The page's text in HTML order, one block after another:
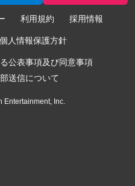
利用規約 採用情報
個人情報保護方針
公表事項及び同意事項
送信について
Entertainment, Inc.